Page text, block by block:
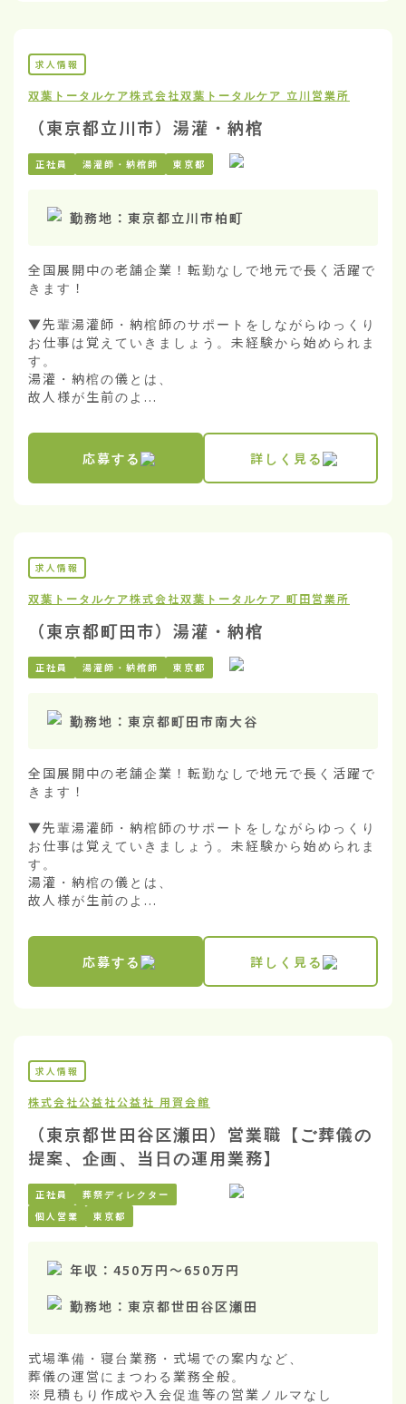
求人情報
双葉トータルケア株式会社双葉トータルケア 立川営業所
（東京都立川市）湯灌・納棺
正社員 湯灌師・納棺師 東京都
勤務地： 東京都立川市柏町
全国展開中の老舗企業！転勤なしで地元で長く活躍で
きます！
▼先輩湯灌師・納棺師のサポートをしながらゆっくり
お仕事は覚えていきましょう。未経験から始められま
す。
湯灌・納棺の儀とは、
故人様が生前のよ...
応募する 詳しく見る
求人情報
双葉トータルケア株式会社双葉トータルケア 町田営業所
（東京都町田市）湯灌・納棺
正社員 湯灌師・納棺師 東京都
勤務地： 東京都町田市南大谷
全国展開中の老舗企業！転勤なしで地元で長く活躍で
きます！
▼先輩湯灌師・納棺師のサポートをしながらゆっくり
お仕事は覚えていきましょう。未経験から始められま
す。
湯灌・納棺の儀とは、
故人様が生前のよ...
応募する 詳しく見る
求人情報
株式会社公益社公益社 用賀会館
（東京都世田谷区瀬田）営業職【ご葬儀の
提案、企画、当日の運用業務】
正社員
葬祭ディレクター
個人営業
東京都
年収： 450万円〜650万円
勤務地： 東京都世田谷区瀬田
式場準備・寝台業務・式場での案内など、
葬儀の運営にまつわる業務全般。
※見積もり作成や入会促進等の営業ノルマなし